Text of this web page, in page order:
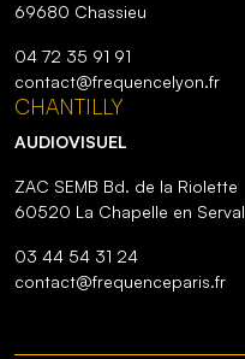
69680 Chassieu
04 72 35 91 91
contact@frequencelyon.fr
CHANTILLY
AUDIOVISUEL
ZAC SEMB Bd. de la Riolette
60520 La Chapelle en Serval
03 44 54 31 24
contact@frequenceparis.fr